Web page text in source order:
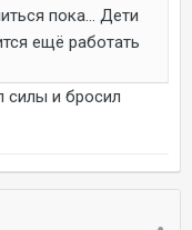
пока... Дети
ещё работать
силы и бросил